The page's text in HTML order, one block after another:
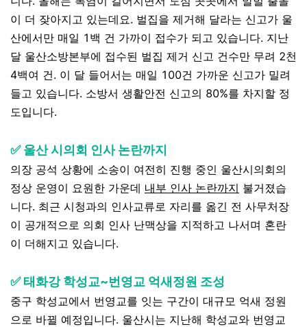
이 더 잦아지고 있는데요. 벌집을 제거해 달라는 신고가 울
산에서만 매일 1백 건 가까이 접수가 되고 있습니다. 지난
달 울산소방본부에 접수된 벌집 제거 신고 건수만 무려 2천
4백여 건. 이 달 들어서는 매일 100건 가까운 신고가 밀려
들고 있습니다. 소방서 생활안전 신고의 80%를 차지할 정
도입니다.
✅ 울산 시의회 인사 논란까지
의장 공석 상황에 소송이 여전히 진행 중인 울산시의회의
정상 운영이 요원한 가운데 내부 인사 논란까지 불거졌습
니다. 최근 시청과의 인사교류로 자리를 옮긴 전 사무처장
이 공개적으로 의회 인사 난맥상을 지적하고 나서며 혼란
이 더해지고 있습니다.
✅ 태화강 학성교~번영교 억새정원 조성
중구 학성교에서 번영교를 잇는 구간이 대규모 억새 정원
으로 바뀔 예정입니다. 울산시는 지난해 학성교와 번영교